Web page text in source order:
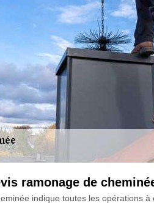
ramonage de
indique toutes les opérations